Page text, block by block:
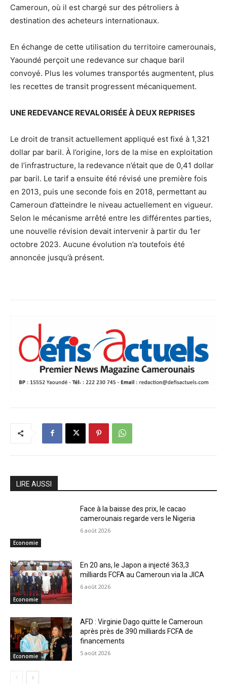
Cameroun, où il est chargé sur des pétroliers à
destination des acheteurs internationaux.
En échange de cette utilisation du territoire camerounais,
Yaoundé perçoit une redevance sur chaque baril
convoyé. Plus les volumes transportés augmentent, plus
les recettes de transit progressent mécaniquement.
UNE REDEVANCE REVALORISÉE À DEUX REPRISES
Le droit de transit actuellement appliqué est fixé à 1,321
dollar par baril. À l’origine, lors de la mise en exploitation
de l’infrastructure, la redevance n’était que de 0,41 dollar
par baril. Le tarif a ensuite été révisé une première fois
en 2013, puis une seconde fois en 2018, permettant au
Cameroun d’atteindre le niveau actuellement en vigueur.
Selon le mécanisme arrêté entre les différentes parties,
une nouvelle révision devait intervenir à partir du 1er
octobre 2023. Aucune évolution n’a toutefois été
annoncée jusqu’à présent.
LIRE AUSSI
Economie
Face à la baisse des prix, le cacao
camerounais regarde vers le Nigeria
6 août 2026
Economie
En 20 ans, le Japon a injecté 363,3
milliards FCFA au Cameroun via la JICA
6 août 2026
Economie
AFD : Virginie Dago quitte le Cameroun
après près de 390 milliards FCFA de
financements
5 août 2026